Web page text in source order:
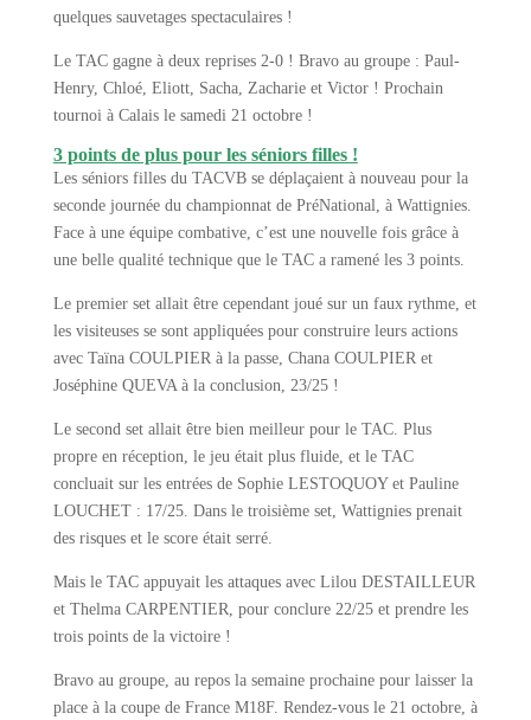
quelques sauvetages spectaculaires !
Le TAC gagne à deux reprises 2-0 ! Bravo au groupe : Paul-
Henry, Chloé, Eliott, Sacha, Zacharie et Victor ! Prochain
tournoi à Calais le samedi 21 octobre !
3 points de plus pour les séniors filles !
Les séniors filles du TACVB se déplaçaient à nouveau pour la
seconde journée du championnat de PréNational, à Wattignies.
Face à une équipe combative, c’est une nouvelle fois grâce à
une belle qualité technique que le TAC a ramené les 3 points.
Le premier set allait être cependant joué sur un faux rythme, et
les visiteuses se sont appliquées pour construire leurs actions
avec Taïna COULPIER à la passe, Chana COULPIER et
Joséphine QUEVA à la conclusion, 23/25 !
Le second set allait être bien meilleur pour le TAC. Plus
propre en réception, le jeu était plus fluide, et le TAC
concluait sur les entrées de Sophie LESTOQUOY et Pauline
LOUCHET : 17/25. Dans le troisième set, Wattignies prenait
des risques et le score était serré.
Mais le TAC appuyait les attaques avec Lilou DESTAILLEUR
et Thelma CARPENTIER, pour conclure 22/25 et prendre les
trois points de la victoire !
Bravo au groupe, au repos la semaine prochaine pour laisser la
place à la coupe de France M18F. Rendez-vous le 21 octobre, à